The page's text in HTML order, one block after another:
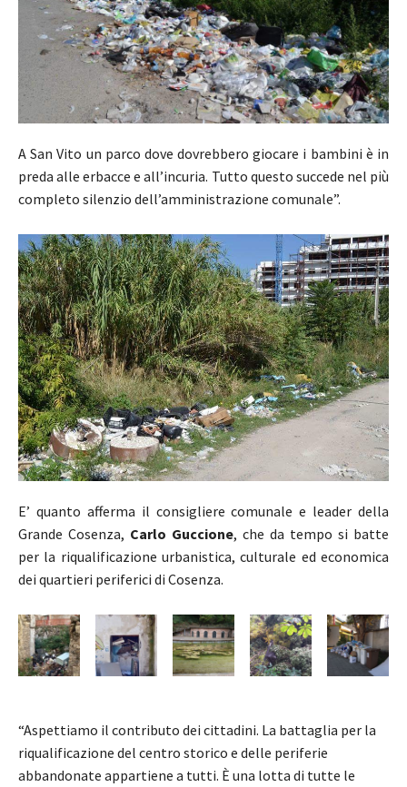
A San Vito un parco dove dovrebbero giocare i bambini è in
preda alle erbacce e all’incuria. Tutto questo succede nel più
completo silenzio dell’amministrazione comunale”.
E’ quanto afferma il consigliere comunale e leader della
Grande Cosenza, Carlo Guccione, che da tempo si batte
per la riqualificazione urbanistica, culturale ed economica
dei quartieri periferici di Cosenza.
“Aspettiamo il contributo dei cittadini. La battaglia per la
riqualificazione del centro storico e delle periferie
abbandonate appartiene a tutti. È una lotta di tutte le